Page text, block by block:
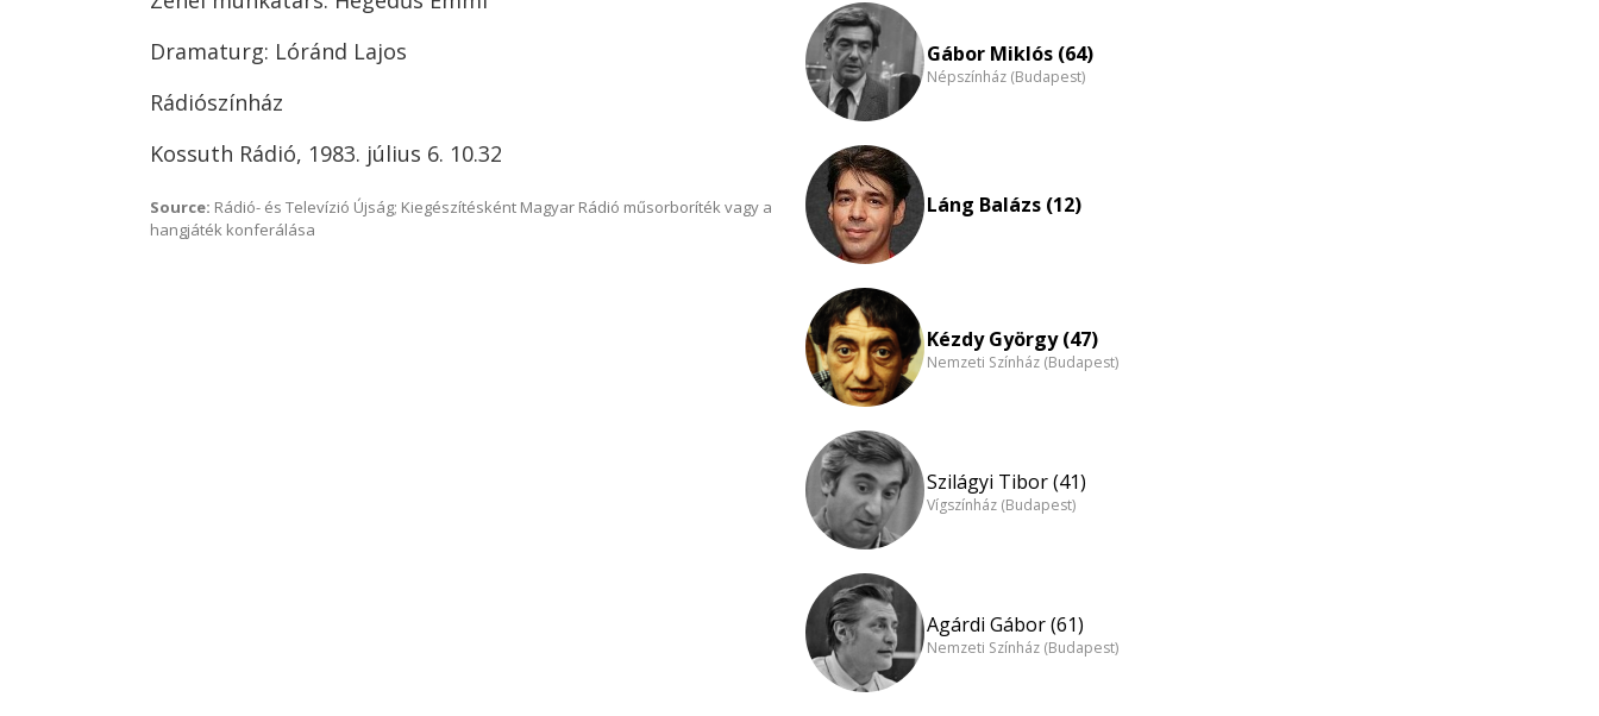
Dramaturg: Lóránd Lajos
Rádiószínház
Kossuth Rádió, 1983. július 6. 10.32
Source: Rádió- és Televízió Újság; Kiegészítésként Magyar Rádió műsorboríték vagy a
hangjáték konferálása
nagyítása
Gábor Miklós (64)
Népszínház (Budapest)
Láng Balázs (12)
Kézdy György (47)
Nemzeti Színház (Budapest)
Szilágyi Tibor (41)
Vígszínház (Budapest)
Agárdi Gábor (61)
Nemzeti Színház (Budapest)